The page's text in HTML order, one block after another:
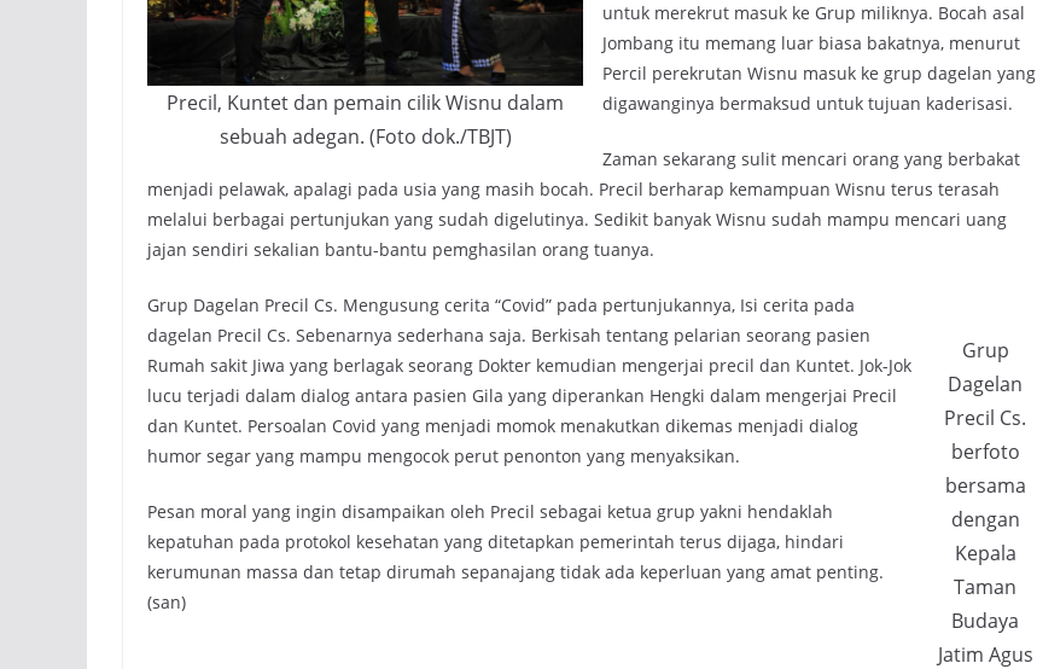
Precil, Kuntet dan pemain cilik Wisnu dalam
sebuah adegan. (Foto dok./TBJT)
untuk merekrut masuk ke Grup miliknya. Bocah asal
Jombang itu memang luar biasa bakatnya, menurut
Percil perekrutan Wisnu masuk ke grup dagelan yang
digawanginya bermaksud untuk tujuan kaderisasi.
Zaman sekarang sulit mencari orang yang berbakat
menjadi pelawak, apalagi pada usia yang masih bocah. Precil berharap kemampuan Wisnu terus terasah
melalui berbagai pertunjukan yang sudah digelutinya. Sedikit banyak Wisnu sudah mampu mencari uang
jajan sendiri sekalian bantu-bantu pemghasilan orang tuanya.
Grup
Dagelan
Precil Cs.
berfoto
bersama
dengan
Kepala
Taman
Budaya
Jatim Agus
Grup Dagelan Precil Cs. Mengusung cerita “Covid” pada pertunjukannya, Isi cerita pada
dagelan Precil Cs. Sebenarnya sederhana saja. Berkisah tentang pelarian seorang pasien
Rumah sakit Jiwa yang berlagak seorang Dokter kemudian mengerjai precil dan Kuntet. Jok-Jok
lucu terjadi dalam dialog antara pasien Gila yang diperankan Hengki dalam mengerjai Precil
dan Kuntet. Persoalan Covid yang menjadi momok menakutkan dikemas menjadi dialog
humor segar yang mampu mengocok perut penonton yang menyaksikan.
Pesan moral yang ingin disampaikan oleh Precil sebagai ketua grup yakni hendaklah
kepatuhan pada protokol kesehatan yang ditetapkan pemerintah terus dijaga, hindari
kerumunan massa dan tetap dirumah sepanajang tidak ada keperluan yang amat penting.
(san)